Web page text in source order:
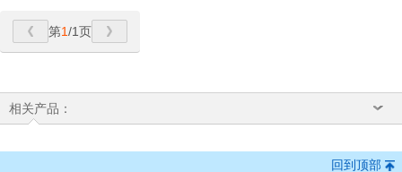
第1/1页
相关产品：
回到顶部